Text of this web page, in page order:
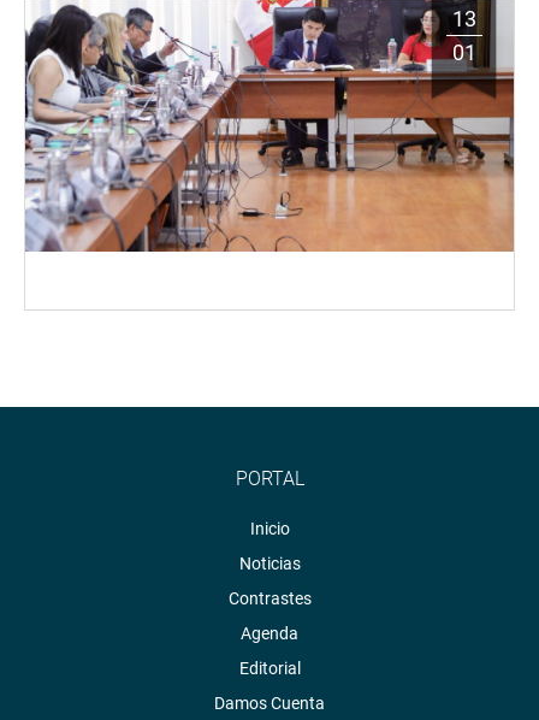
13
01
PORTAL
Inicio
Noticias
Contrastes
Agenda
Editorial
Damos Cuenta